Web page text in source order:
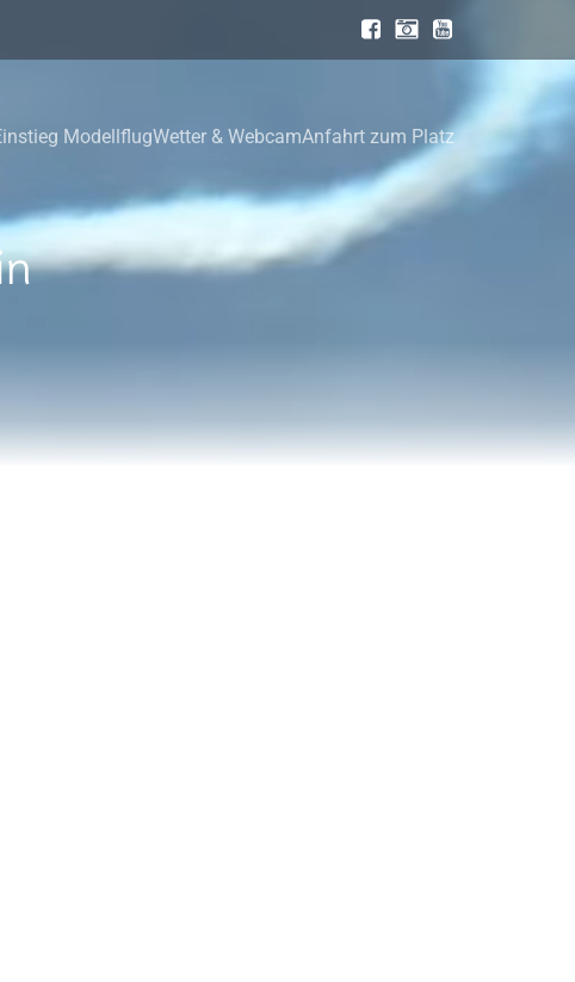
ModellflugWetter & WebcamAnfahrt zum Platz